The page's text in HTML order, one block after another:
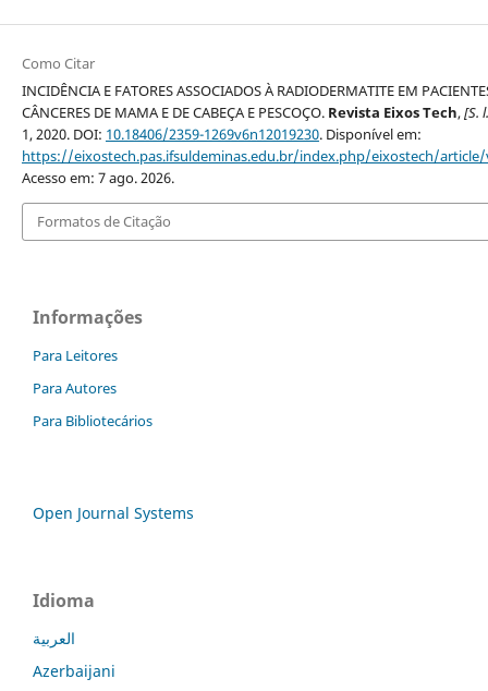
Como Citar
INCIDÊNCIA E FATORES ASSOCIADOS À RADIODERMATITE EM
CÂNCERES DE MAMA E DE CABEÇA E PESCOÇO. Revista Eixos Tech,[S.
1, 2020. DOI: 10.18406/2359-1269v6n12019230. Disponível em:
https://eixostech.pas.ifsuldeminas.edu.br/index.php/eixostech/
Acesso em: 7 ago. 2026.
Formatos de Citação
Informações
Para Leitores
Para Autores
Para Bibliotecários
Open Journal Systems
Idioma
العربية
Azerbaijani